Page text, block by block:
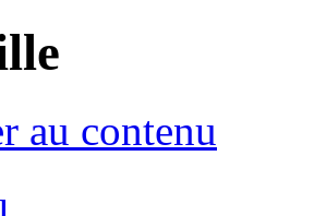
au contenu